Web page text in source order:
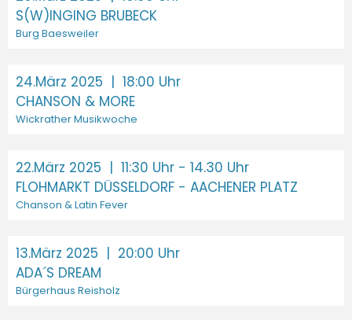
S(W)INGING BRUBECK
Burg Baesweiler
24.März 2025 | 18:00 Uhr
CHANSON & MORE
Wickrather Musikwoche
22.März 2025 | 11:30 Uhr - 14.30 Uhr
FLOHMARKT DÜSSELDORF - AACHENER PLATZ
Chanson & Latin Fever
13.März 2025 | 20:00 Uhr
ADA´S DREAM
Bürgerhaus Reisholz